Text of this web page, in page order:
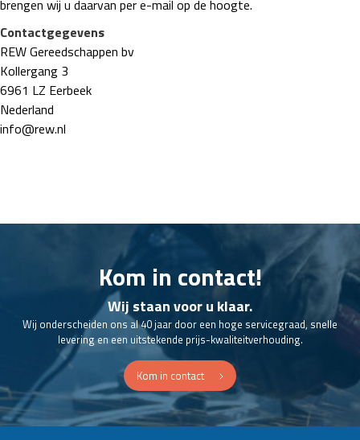
brengen wij u daarvan per e-mail op de hoogte.
Contactgegevens
REW Gereedschappen bv
Kollergang 3
6961 LZ Eerbeek
Nederland
info@rew.nl
Kom in contact!
Wij staan voor u klaar.
Wij onderscheiden ons al 40 jaar door een hoge servicegraad, snelle
levering en een uitstekende prijs-kwaliteitverhouding.
Kom in contact